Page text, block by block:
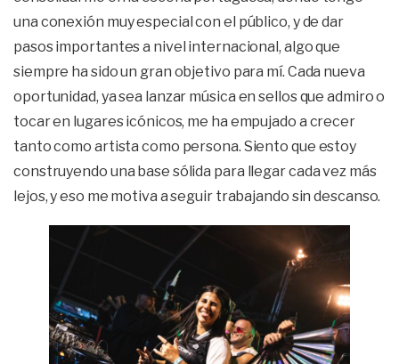
una conexión muy especial con el público, y de dar
pasos importantes a nivel internacional, algo que
siempre ha sido un gran objetivo para mí. Cada nueva
oportunidad, ya sea lanzar música en sellos que admiro o
tocar en lugares icónicos, me ha empujado a crecer
tanto como artista como persona. Siento que estoy
construyendo una base sólida para llegar cada vez más
lejos, y eso me motiva a seguir trabajando sin descanso.